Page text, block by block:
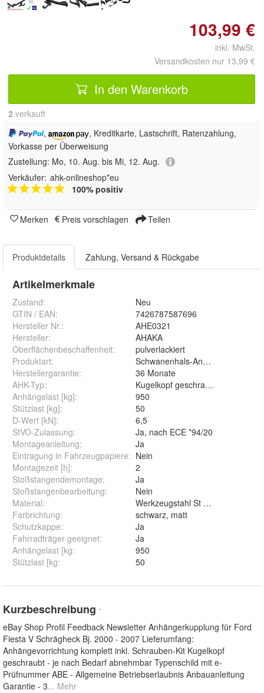
103,99 €
inkl. MwSt.
Versandkosten nur 13,99 €
In den Warenkorb
2 verkauft
,
, Kreditkarte, Lastschrift, Ratenzahlung,
Vorkasse per Überweisung
Zustellung: Mo, 10. Aug. bis Mi, 12. Aug.
Verkäufer: ahk-onlineshop*eu
100% positiv
Merken Preis vorschlagen Teilen
Produktdetails Zahlung, Versand & Rückgabe
Artikelmerkmale
Zustand:
Neu
GTIN / EAN:
7426787587696
Hersteller Nr.:
AHE0321
Hersteller:
AHAKA
Oberflächenbeschaffenheit:
pulverlackiert
Produktart:
Schwanenhals-Anhängerkupplung
Herstellergarantie:
36 Monate
AHK-Typ:
Kugelkopf geschraubt (starr)
Anhängelast [kg]:
950
Stützlast [kg]:
50
D-Wert [kN]:
6,5
StVO-Zulassung:
Ja, nach ECE *94/20
Montageanleitung:
Ja
Eintragung in Fahrzeugpapiere: Nein
Montagezeit [h]:
2
Stoßstangendemontage:
Ja
Stoßstangenbearbeitung:
Nein
Material:
Werkzeugstahl St 52-3
Farbrichtung:
schwarz, matt
Schutzkappe:
Ja
Fahrradträger geeignet:
Ja
Anhängelast [kg:
950
Stützlast [kg: 50
Kurzbeschreibung *
eBay Shop Profil Feedback Newsletter Anhängerkupplung für Ford
Fiesta V Schrägheck Bj. 2000 - 2007 Lieferumfang:
Anhängevorrichtung komplett inkl. Schrauben-Kit Kugelkopf
geschraubt - je nach Bedarf abnehmbar Typenschild mit e-
Prüfnummer ABE - Allgemeine Betriebserlaubnis Anbauanleitung
Garantie - 3... Mehr